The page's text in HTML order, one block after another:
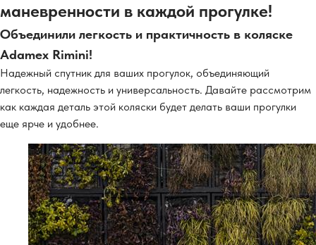
маневренности в каждой прогулке!
Объединили легкость и практичность в коляске
Adamex Rimini!
Надежный спутник для ваших прогулок, объединяющий
легкость, надежность и универсальность. Давайте рассмотрим
как каждая деталь этой коляски будет делать ваши прогулки
еще ярче и удобнее.